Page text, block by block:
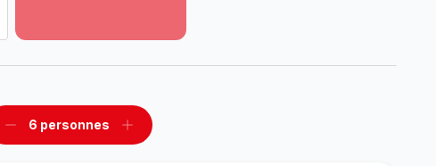
gamme
Supprimer
6 personnes
Ajouter